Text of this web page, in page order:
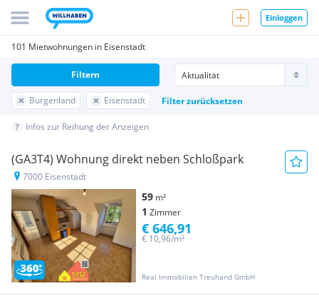
Einloggen
101 Mietwohnungen in Eisenstadt
Burgenland Eisenstadt Filter zurücksetzen
Filtern
Infos zur Reihung der Anzeigen
(GA3T4) Wohnung direkt neben Schloßpark
7000 Eisenstadt
59 m²
1 Zimmer
Real Immobilien Treuhand GmbH
€ 10,96/m²
€ 646,91